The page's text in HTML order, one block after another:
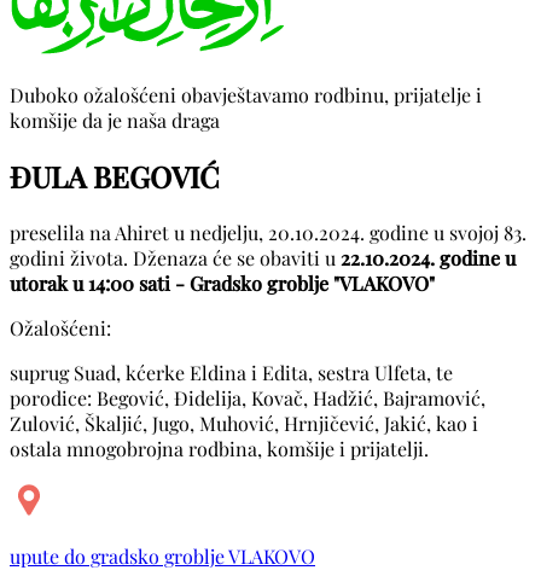
Duboko ožalošćeni obavještavamo rodbinu, prijatelje i
komšije da je naša draga
ĐULA BEGOVIĆ
preselila na Ahiret u nedjelju, 20.10.2024. godine u svojoj 83.
godini života. Dženaza će se obaviti u 22.10.2024. godine u
utorak u 14:00 sati - Gradsko groblje "VLAKOVO"
Ožalošćeni:
suprug Suad, kćerke Eldina i Edita, sestra Ulfeta, te
porodice: Begović, Đidelija, Kovač, Hadžić, Bajramović,
Zulović, Škaljić, Jugo, Muhović, Hrnjičević, Jakić, kao i
ostala mnogobrojna rodbina, komšije i prijatelji.
upute do gradsko groblje VLAKOVO